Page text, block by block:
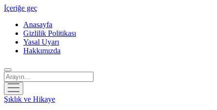
İçeriğe geç
Anasayfa
Gizlilik Politikası
Yasal Uyarı
Hakkımızda
Arama
menüyü
aç
Şıklık ve Hikaye